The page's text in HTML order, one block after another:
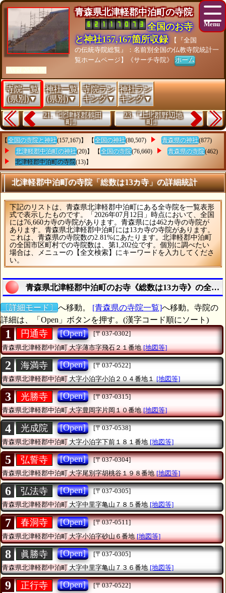
青森県北津軽郡中泊町の寺院
全国のお寺
と神社157,167箇所収録
【『全国
の伝統寺院総覧』：名前別全国の仏教寺院統計一
覧ホームページ】《サーチ寺院》ホーム
[As of 26/08/10]
寺院一覧
(県別)▼
神社一覧
(県別)▼
寺院ラン
キング▼
神社ラン
キング▼
21.『北津軽郡鶴田
町』
23.『上北郡野辺地
町』
【 全国の寺院と神社(157,167)】 【 全国の神社(80,507) 青森県の神社(877)
北津軽郡中泊町の神社(20)】 【 全国の寺院(76,660) 青森県の寺院(462)
北津軽郡中泊町の寺院(13)】
北津軽郡中泊町の寺院「総数は13カ寺」の詳細統計
下記のリストは、青森県北津軽郡中泊町にある全寺院を一覧表形
式で表示したものです。「2026年07月12日」時点において、全国
には76,660カ寺の寺院があります。青森県には462カ寺の寺院が
あります。青森県北津軽郡中泊町には13カ寺の寺院があります。
これは、青森県の寺院数の2.81%にあたります。北津軽郡中泊町
の全国市区町村での寺院数は、第1,202位です。個別に調べたい
場合は、メニューの【全文検索】にキーワードを入力してくださ
い。
青森県北津軽郡中泊町のお寺《総数は13カ寺》の全リ
〔詳細モード〕 へ移動。 [青森県の寺院一覧]へ移動。寺院の
詳細は、「Open」ボタンを押す。(漢字コード順にソート)
1 円通寺 [Open]
[〒037-0302]
青森県北津軽郡中泊町大字薄市字飛石２１番地 [地図等]
2 海満寺 [Open]
[〒037-0522]
青森県北津軽郡中泊町大字小泊字小泊２０４番地１ [地図等]
3 光勝寺 [Open]
[〒037-0315]
青森県北津軽郡中泊町大字豊岡字片岡１０番地 [地図等]
4 光成院 [Open]
[〒037-0538]
青森県北津軽郡中泊町 大字小泊字下前１８１番地 [地図等]
5 弘誓寺 [Open]
[〒037-0304]
青森県北津軽郡中泊町大字尾別字胡桃谷１９８番地 [地図等]
6 弘法寺 [Open]
[〒037-0305]
青森県北津軽郡中泊町大字中里字亀山７８５番地 [地図等]
7 春洞寺 [Open]
[〒037-0511]
青森県北津軽郡中泊町大字小泊字砂山６番地 [地図等]
8 眞勝寺 [Open]
[〒037-0305]
青森県北津軽郡中泊町大字中里字亀山７３６番地 [地図等]
9 正行寺 [Open]
[〒037-0522]